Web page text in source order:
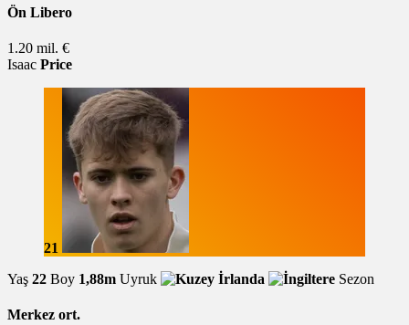
Ön Libero
1.20 mil. €
Isaac Price
21
Yaş 22 Boy 1,88m Uyruk Sezon
Merkez ort.